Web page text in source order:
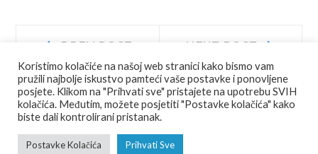
Navigacija
objava
PREV POST NEXT POST
© COPYRIGHTJU AGENCIJA JAJCE
Koristimo kolačiće na našoj web stranici kako bismo vam
pružili najbolje iskustvo pamteći vaše postavke i ponovljene
posjete. Klikom na "Prihvati sve" pristajete na upotrebu SVIH
kolačića. Međutim, možete posjetiti "Postavke kolačića" kako
biste dali kontrolirani pristanak.
Postavke Kolačića Prihvati Sve